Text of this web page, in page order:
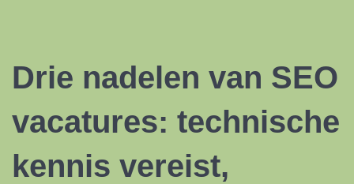
Drie nadelen van SEO
vacatures: technische
kennis vereist,